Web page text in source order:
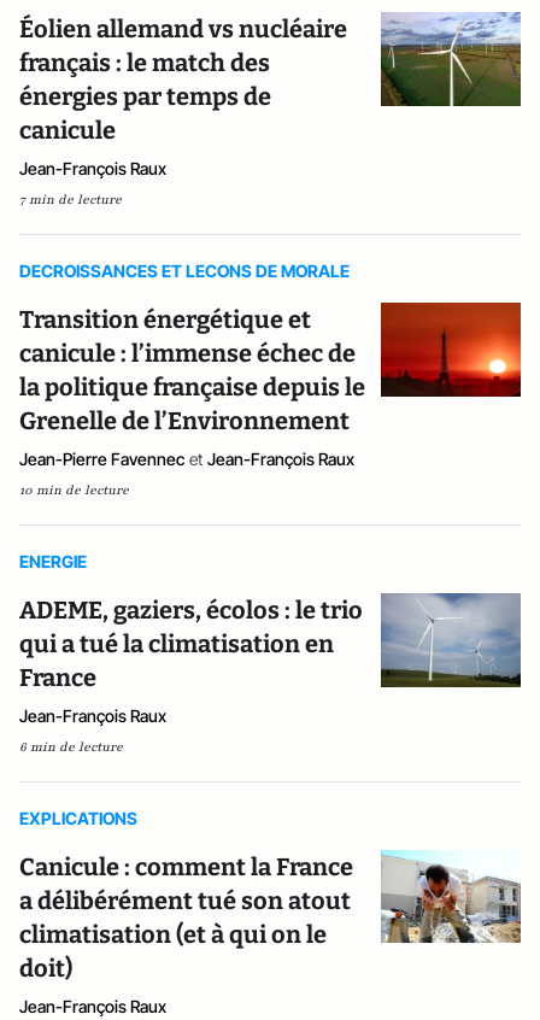
Éolien allemand vs nucléaire
français : le match des
énergies par temps de
canicule
Jean-François Raux
7 min de lecture
DECROISSANCES ET LECONS DE MORALE
Transition énergétique et
canicule : l’immense échec de
la politique française depuis le
Grenelle de l’Environnement
Jean-Pierre Favennec et Jean-François Raux
10 min de lecture
ENERGIE
ADEME, gaziers, écolos : le trio
qui a tué la climatisation en
France
Jean-François Raux
6 min de lecture
EXPLICATIONS
Canicule : comment la France
a délibérément tué son atout
climatisation (et à qui on le
doit)
Jean-François Raux